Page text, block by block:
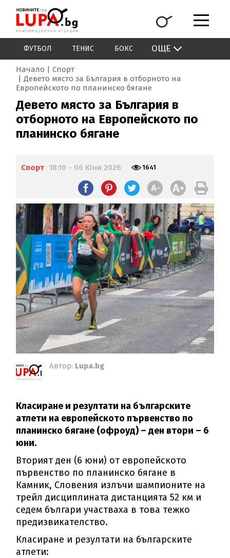
ФУТБОЛ ТЕНИС БОКС ОЩЕ
Начало
Спорт
Девето място за България в отборното на
Европейското по планинско бягане
Девето място за България в
отборното на Европейското по
планинско бягане
Спорт 18:10 - 06 Юни 2026 1641
Автор: Lupa.bg
Класиране и резултати на българските
атлети на европейското първенство по
планинско бягане (офроуд) – ден втори – 6
юни.
Вторият ден (6 юни) от европейското
първенство по планинско бягане в
Камник, Словения излъчи шампионите на
трейл дисциплината дистанцията 52 км и
седем българи участваха в това тежко
предизвикателство.
Класиране и резултати на българските
атлети: